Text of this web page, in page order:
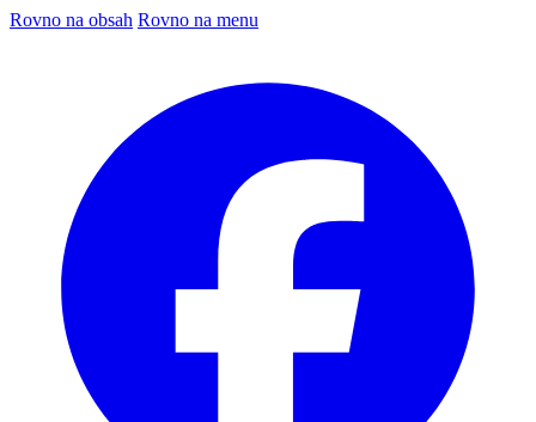
Rovno na obsah Rovno na menu